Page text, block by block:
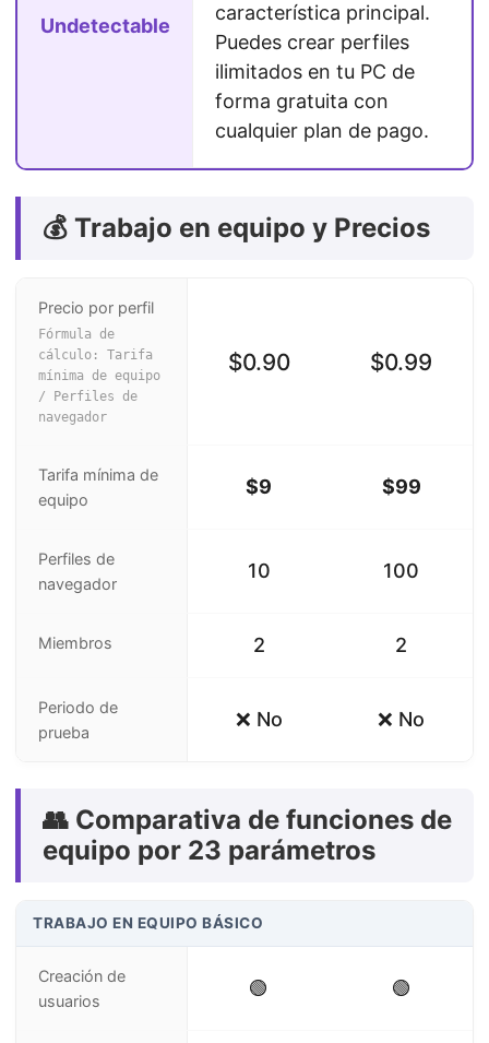
Undetectable
característica principal.
Puedes crear perfiles
ilimitados en tu PC de
forma gratuita con
cualquier plan de pago.
💰 Trabajo en equipo y Precios
Precio por perfil
Fórmula de
cálculo: Tarifa
mínima de equipo
/ Perfiles de
navegador
$0.90 $0.99
Tarifa mínima de
equipo
$9 $99
Perfiles de
navegador
10 100
Miembros 2 2
Periodo de
prueba
❌ No ❌ No
👥 Comparativa de funciones de
equipo por 23 parámetros
TRABAJO EN EQUIPO BÁSICO
Creación de
usuarios
🟢 🟢